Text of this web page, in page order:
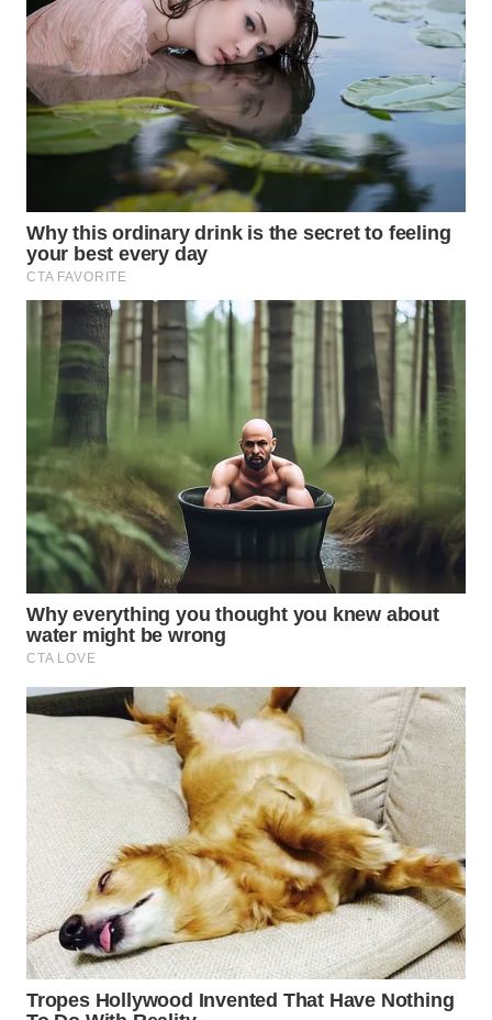
LANGKAT
WN
TAPANULI
SELATAN
WN
KARO
WN
SIMALUNGUN
WN
LABUHANBATU
WN
TAPANULI
TENGAH
WN DELI
SERDANG
WN
PAKPAK
WN
KARAWANG
WN
BEKASI